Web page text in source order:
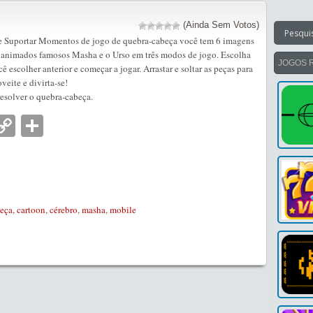
(Ainda Sem Votos)
Suportar Momentos de jogo de quebra-cabeça você tem 6 imagens
famosos Masha e o Urso em três modos de jogo. Escolha
escolher anterior e começar a jogar. Arrastar e soltar as peças para
e divirta-se!
o quebra-cabeça.
Copy
,cartoon,cérebro,masha,mobile
JOGOS